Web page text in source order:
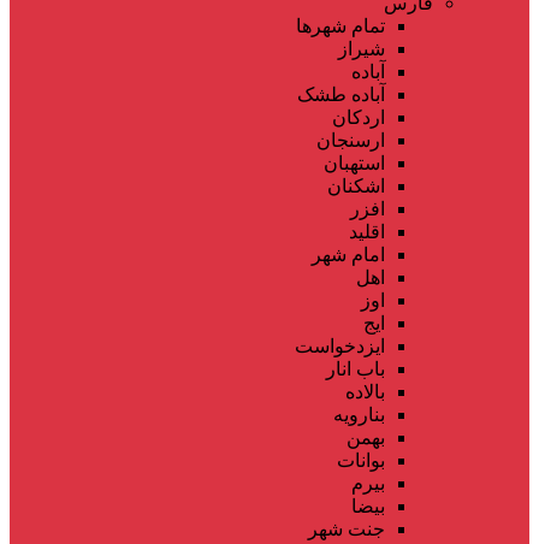
تمام شهر‌ها
شیراز
آباده
آباده طشک
اردکان
ارسنجان
استهبان
اشکنان
افزر
اقلید
امام شهر
اهل
اوز
ایج
ایزدخواست
باب انار
بالاده
بنارویه
بهمن
بوانات
بیرم
بیضا
جنت شهر